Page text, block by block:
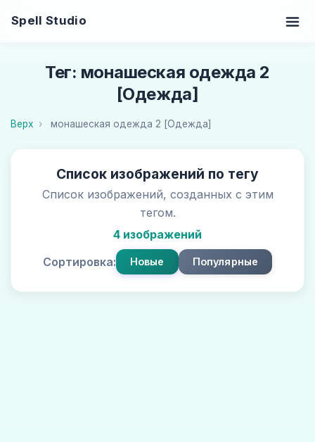
Spell Studio
Тег: монашеская одежда 2
[Одежда]
Верх монашеская одежда 2 [Одежда]
Список изображений по тегу
Список изображений, созданных с этим
тегом.
4 изображений
Сортировка:
Новые Популярные